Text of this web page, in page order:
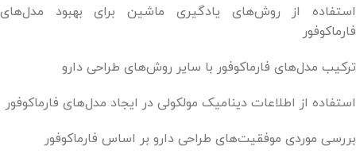
استفاده از روش‌های یادگیری ماشین برای بهبود مدل‌های
فارماکوفور
ترکیب مدل‌های فارماکوفور با سایر روش‌های طراحی دارو
استفاده از اطلاعات دینامیک مولکولی در ایجاد مدل‌های فارماکوفور
بررسی موردی موفقیت‌های طراحی دارو بر اساس فارماکوفور